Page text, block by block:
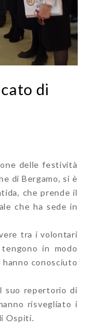
di
delle festività
di Bergamo, si è
che prende il
che ha sede in
tra i volontari
in modo
conosciuto
suo repertorio di
risvegliato i
Ospiti.